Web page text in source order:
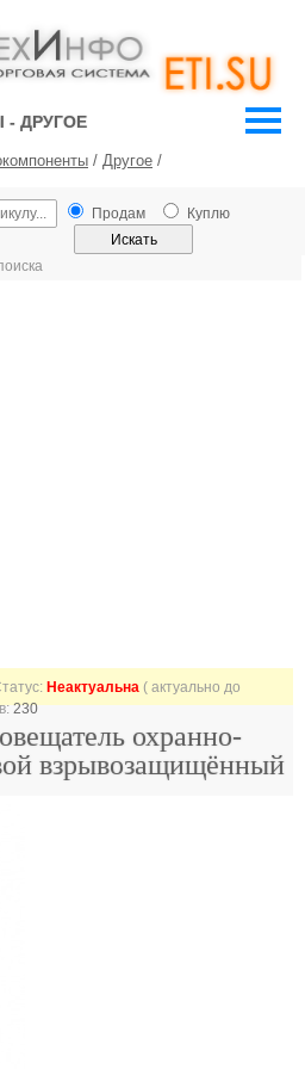
ДРУГОЕ
/ Другое /
Продам Куплю
Неактуальна ( актуально до
230
охранно-
взрывозащищённый